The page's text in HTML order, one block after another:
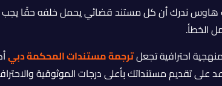
ندرك أن كل مستند قضائي يحمل خلفه حقًا يجب
الخطأ.
احترافية تجعلترجمة مستندات المحكمة دبي
على تقديم مستنداتك بأعلى درجات الموثوقية